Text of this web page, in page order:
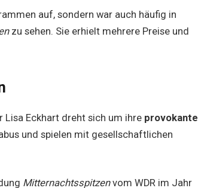
auf, sondern war auch häufig in
zu sehen. Sie erhielt mehrere Preise und
Lisa Eckhart dreht sich um ihre provokante
und spielen mit gesellschaftlichen
Mitternachtsspitzenvom WDR im Jahr